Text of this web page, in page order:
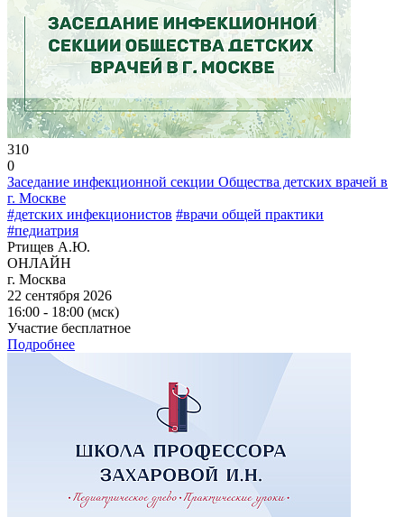
310
0
Заседание инфекционной секции Общества детских врачей в
г. Москве
#детских инфекционистов #врачи общей практики
#педиатрия
Ртищев А.Ю.
ОНЛАЙН
г. Москва
22 сентября 2026
16:00 - 18:00 (мск)
Участие бесплатное
Подробнее